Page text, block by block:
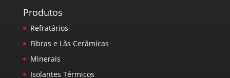
Produtos
Refratários
Fibras e Lãs Cerâmicas
Minerais
Isolantes Térmicos